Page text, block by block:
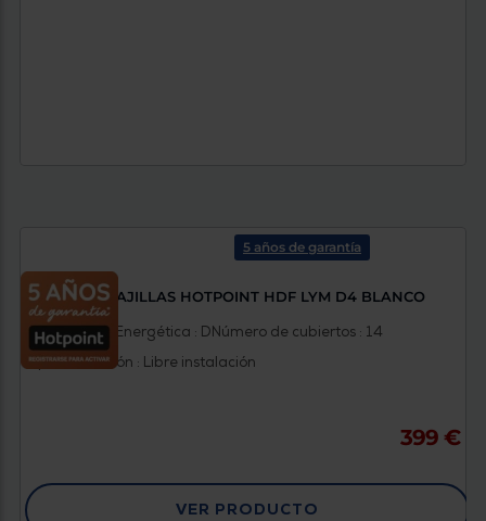
5 años de garantía
LAVAVAJILLAS HOTPOINT HDF LYM D4 BLANCO
Clasificación Energética : DNúmero de cubiertos : 14
Tipo instalación : Libre instalación
399 €
VER PRODUCTO